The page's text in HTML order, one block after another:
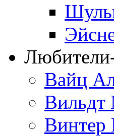
Вайц
Вильдт
Винтер